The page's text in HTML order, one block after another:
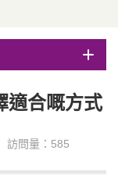
適合嘅方式
訪問量：585